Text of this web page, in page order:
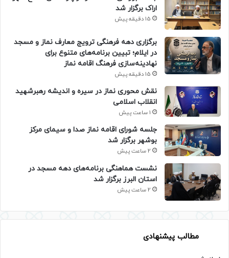
اراک برگزار شد
15 دقیقه پیش
برگزاری دهه فرهنگی ترویج معارف نماز و مسجد
در ایلام؛ تبیین برنامه‌های متنوع برای
نهادینه‌سازی فرهنگ اقامه نماز
15 دقیقه پیش
نقش محوری نماز در سیره و اندیشه رهبرشهید
انقلاب اسلامی
1 ساعت پیش
جلسه شورای اقامه نماز صدا و سیمای مرکز
بوشهر برگزار شد
2 ساعت پیش
نشست هماهنگی برنامه‌های دهه مسجد در
استان البرز برگزار شد
2 ساعت پیش
مطالب پیشنهادی